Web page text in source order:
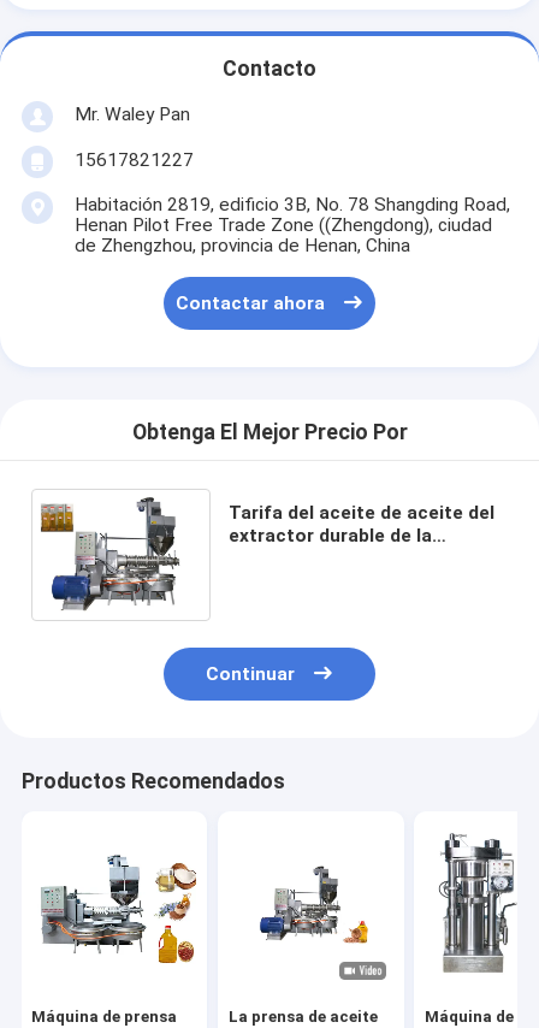
Contacto
Mr. Waley Pan
15617821227
Habitación 2819, edificio 3B, No. 78 Shangding Road,
Henan Pilot Free Trade Zone ((Zhengdong), ciudad
de Zhengzhou, provincia de Henan, China
Contactar ahora
Obtenga El Mejor Precio Por
Tarifa del aceite de aceite del
extractor durable de la
Continuar
Productos Recomendados
Máquina de prensa
La prensa de aceite
Máquina de